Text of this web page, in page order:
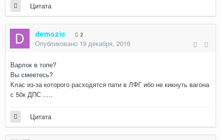
Цитата
demozis 2
Опубликовано 19 декабря, 2016
Варлок в топе?
Вы смеетесь?
Клас из-за которого расходятся пати в ЛФГ ибо не кикнуть вагона
с 50к ДПС .....
Цитата